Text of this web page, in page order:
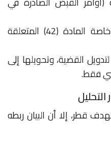
ميثاق الأمم المتحدة، وخاصة المادة (42) المتعلقة
القضية، وتحويلها إلى
فقط.
قطر، إلا أن البيان ربطه